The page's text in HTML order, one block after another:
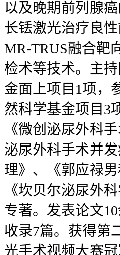
以及晚期前列腺
长铥激光治疗良性
MR-TRUS融合靶
检术等技术。主
金面上项目1项，
然科学基金项目3
《微创泌尿外科
泌尿外科手术并
理》、《郭应禄
《坎贝尔泌尿外
专著。发表论文
收录7篇。获得第
光手术视频大赛